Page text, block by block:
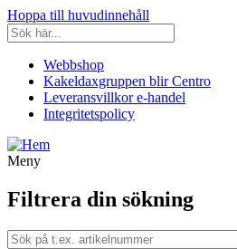
Hoppa till huvudinnehåll
Webbshop
Kakeldaxgruppen blir Centro
Leveransvillkor e-handel
Integritetspolicy
Meny
Filtrera din sökning